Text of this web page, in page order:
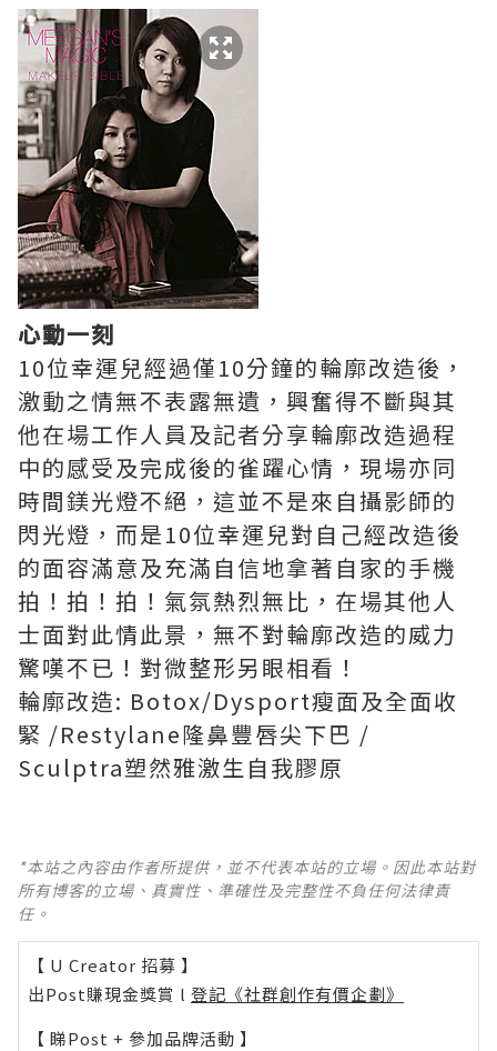
心動一刻
10位幸運兒經過僅10分鐘的輪廓改造後，
激動之情無不表露無遺，興奮得不斷與其
他在場工作人員及記者分享輪廓改造過程
中的感受及完成後的雀躍心情，現場亦同
時間鎂光燈不絕，這並不是來自攝影師的
閃光燈，而是10位幸運兒對自己經改造後
的面容滿意及充滿自信地拿著自家的手機
拍！拍！拍！氣氛熱烈無比，在場其他人
士面對此情此景，無不對輪廓改造的威力
驚嘆不已！對微整形另眼相看！
輪廓改造: Botox/Dysport瘦面及全面收
緊 /Restylane隆鼻豐唇尖下巴 /
Sculptra塑然雅激生自我膠原
*本站之內容由作者所提供，並不代表本站的立場。因此本站對
所有博客的立場、真實性、準確性及完整性不負任何法律責
任。
【 U Creator 招募 】
出Post賺現金獎賞 l 登記《社群創作有價企劃》
【 睇Post + 參加品牌活動 】